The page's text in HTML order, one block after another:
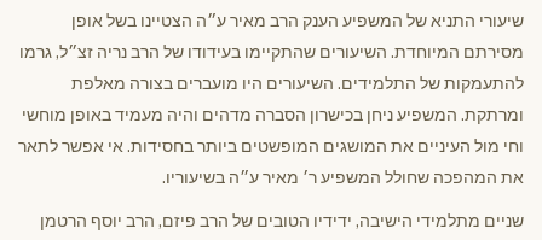
שיעורי התניא של המשפיע הענק הרב מאיר ע״ה הצטיינו בשל אופן
מסירתם המיוחדת. השיעורים שהתקיימו בעידודו של הרב נריה זצ״ל, גרמו
להתעמקות של התלמידים. השיעורים היו מועברים בצורה מאלפת
ומרתקת. המשפיע ניחן בכישרון הסברה מדהים והיה מעמיד באופן מוחשי
וחי מול העיניים את המושגים המופשטים ביותר בחסידות. אי אפשר לתאר
את המהפכה שחולל המשפיע ר׳ מאיר ע״ה בשיעוריו.
שניים מתלמידי הישיבה, ידידיו הטובים של הרב פיזם, הרב יוסף הרטמן